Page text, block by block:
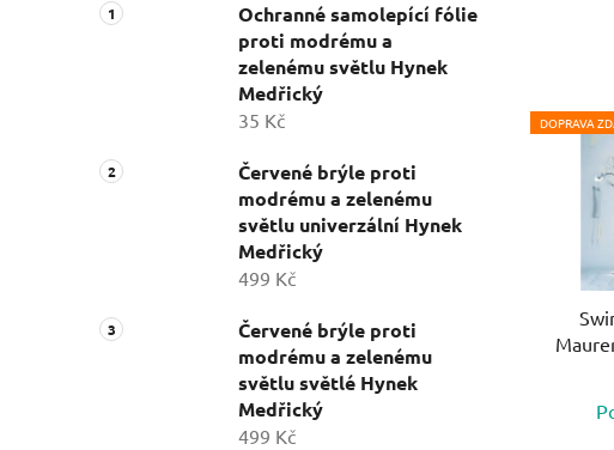
Ochranné samolepící fólie
proti modrému a
zelenému světlu Hynek
Medřický
35 Kč
Červené brýle proti
modrému a zelenému
světlu univerzální Hynek
Medřický
499 Kč
Červené brýle proti
modrému a zelenému
světlu světlé Hynek
Medřický
499 Kč
DOPRAVA